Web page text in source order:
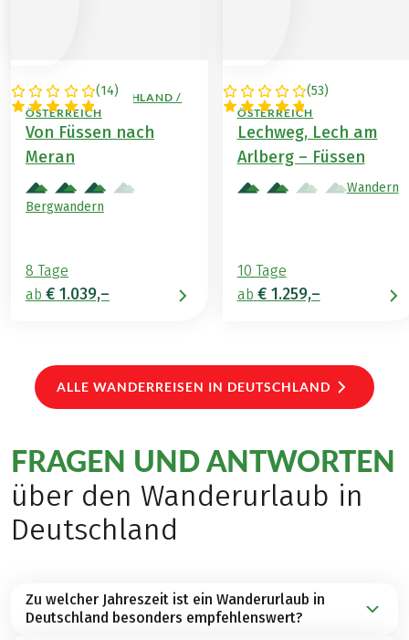
(14)
ITALIEN / DEUTSCHLAND /
ÖSTERREICH
Von Füssen nach
Meran
Bergwandern
8 Tage
ab € 1.039,–
(53)
DEUTSCHLAND /
ÖSTERREICH
Lechweg, Lech am
Arlberg – Füssen
Wandern
10 Tage
ab € 1.259,–
ALLE WANDERREISEN IN DEUTSCHLAND
FRAGEN UND ANTWORTEN
über den Wanderurlaub in
Deutschland
Zu welcher Jahreszeit ist ein Wanderurlaub in
Deutschland besonders empfehlenswert?